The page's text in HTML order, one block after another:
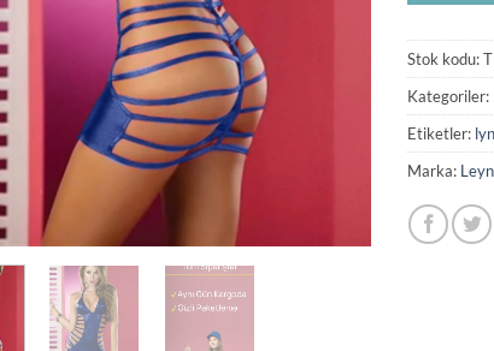
Stok kodu:
Kategoriler:
Etiketler: lyn
Marka: